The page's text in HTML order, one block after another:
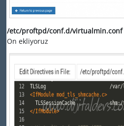
/etc/proftpd/conf.d/virtualmin.conf
On ekliyoruz